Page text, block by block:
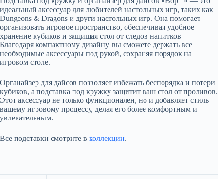
идеальный аксессуар для любителей настольных игр, таких как
Dungeons & Dragons и други настольных игр. Она помогает
организовать игровое пространство, обеспечивая удобное
хранение кубиков и защищая стол от следов напитков.
Благодаря компактному дизайну, вы сможете держать все
необходимые аксессуары под рукой, сохраняя порядок на
игровом столе.
Органайзер для дайсов позволяет избежать беспорядка и потери
кубиков, а подставка под кружку защитит ваш стол от проливов.
Этот аксессуар не только функционален, но и добавляет стиль
вашему игровому процессу, делая его более комфортным и
увлекательным.
Все подставки смотрите в коллекции.